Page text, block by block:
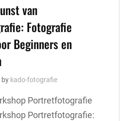
van
Fotografie
Beginners en
by kado-fotografie
Portretfotografie
Portretfotografie: